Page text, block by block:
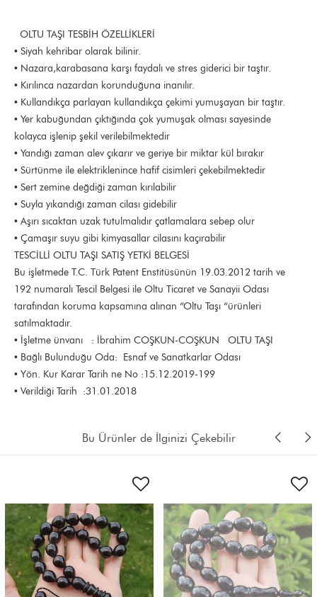
OLTU TAŞI TESBİH ÖZELLİKLERİ
• Siyah kehribar olarak bilinir.
• Nazara,karabasana karşı faydalı ve stres giderici bir taştır.
• Kırılınca nazardan korunduğuna inanılır.
• Kullandıkça parlayan kullandıkça çekimi yumuşayan bir taştır.
• Yer kabuğundan çıktığında çok yumuşak olması sayesinde
kolayca işlenip şekil verilebilmektedir
• Yandığı zaman alev çıkarır ve geriye bir miktar kül bırakır
• Sürtünme ile elektriklenince hafif cisimleri çekebilmektedir
• Sert zemine değdiği zaman kırılabilir
• Suyla yıkandığı zaman cilası gidebilir
• Aşırı sıcaktan uzak tutulmalıdır çatlamalara sebep olur
• Çamaşır suyu gibi kimyasallar cilasını kaçırabilir
TESCİLLİ OLTU TAŞI SATIŞ YETKİ BELGESİ
Bu işletmede T.C. Türk Patent Enstitüsünün 19.03.2012 tarih ve
192 numaralı Tescil Belgesi ile Oltu Ticaret ve Sanayii Odası
tarafından koruma kapsamına alınan “Oltu Taşı “ürünleri
satılmaktadır.
• İşletme ünvanı : İbrahim COŞKUN-COŞKUN OLTU TAŞI
• Bağlı Bulunduğu Oda: Esnaf ve Sanatkarlar Odası
• Yön. Kur Karar Tarih ne No :15.12.2019-199
• Verildiği Tarih :31.01.2018
Bu Ürünler de İlginizi Çekebilir